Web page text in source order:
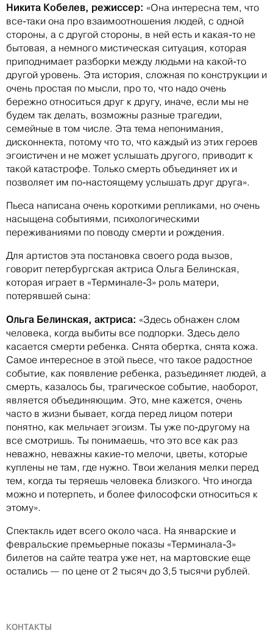
Никита Кобелев, режиссер: «Она интересна тем, что
все-таки она про взаимоотношения людей, с одной
стороны, а с другой стороны, в ней есть и какая-то не
бытовая, а немного мистическая ситуация, которая
приподнимает разборки между людьми на какой-то
другой уровень. Эта история, сложная по конструкции и
очень простая по мысли, про то, что надо очень
бережно относиться друг к другу, иначе, если мы не
будем так делать, возможны разные трагедии,
семейные в том числе. Эта тема непонимания,
дисконнекта, потому что то, что каждый из этих героев
эгоистичен и не может услышать другого, приводит к
такой катастрофе. Только смерть объединяет их и
позволяет им по-настоящему услышать друг друга».
Пьеса написана очень короткими репликами, но очень
насыщена событиями, психологическими
переживаниями по поводу смерти и рождения.
Для артистов эта постановка своего рода вызов,
говорит петербургская актриса Ольга Белинская,
которая играет в «Терминале-3» роль матери,
потерявшей сына:
Ольга Белинская, актриса: «Здесь обнажен слом
человека, когда выбиты все подпорки. Здесь дело
касается смерти ребенка. Снята обертка, снята кожа.
Самое интересное в этой пьесе, что такое радостное
событие, как появление ребенка, разъединяет людей, а
смерть, казалось бы, трагическое событие, наоборот,
является объединяющим. Это, мне кажется, очень
часто в жизни бывает, когда перед лицом потери
понятно, как мельчает эгоизм. Ты уже по-другому на
все смотришь. Ты понимаешь, что это все как раз
неважно, неважны какие-то мелочи, цветы, которые
куплены не там, где нужно. Твои желания мелки перед
тем, когда ты теряешь человека близкого. Что иногда
можно и потерпеть, и более философски относиться к
этому».
Спектакль идет всего около часа. На январские и
февральские премьерные показы «Терминала-3»
билетов на сайте театра уже нет, на мартовские еще
остались — по цене от 2 тысяч до 3,5 тысячи рублей.
КОНТАКТЫ